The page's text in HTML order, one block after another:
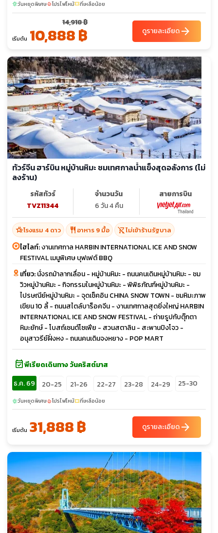
sunnyวันหยุดพิเศษlocal_fire_departmentโปรไฟไหม้confirmation_numberที่เหลือน้อย
เริ่มต้น
14,918 ฿
10,888 ฿ ดูรายละเอียดarrow_forward
ทัวร์จีน ฮาร์บิน หมู่บ้านหิมะ ชมเทศกาลน้ำแข็งสุดอลังการ (ไม่
ลงร้าน)
รหัสทัวร์
TVZ11344
จำนวนวัน
6 วัน 4 คืน
สายการบิน
hotel_classโรงแรม 4 ดาว restaurant อาหาร 9 มื้อ shopping_cart_offไม่เข้าร้านรัฐบาล
ไฮไลท์:งานเทศกาล HARBIN INTERNATIONAL ICE AND SNOW
FESTIVAL เมนูพิเศษ บุฟเฟต์ BBQ
เที่ยว:นั่งรถม้าลากเลื่อน - หมู่บ้านหิมะ - ถนนคนเดินหมู่บ้านหิมะ - ชม
วิวหมู่บ้านหิมะ - กิจกรรมในหมู่บ้านหิมะ - พิพิธภัณฑ์หมู่บ้านหิมะ -
ไปรษณีย์หมู่บ้านหิมะ - จุดเช็คอิน CHINA SNOW TOWN - ชมหิมะภาพ
เขียน 10 ลี้ - ถนนสไตล์บาร็อคจีน - งานเทศกาลสุดยิ่งใหญ่ HARBIN
INTERNATIONAL ICE AND SNOW FESTIVAL - ถ่ายรูปกับตุ๊กตา
หิมะยักษ์ - โบสถ์เซนต์โซเฟีย - สวนสตาลิน - สะพานปิงโจว -
อนุสาวรีย์ฝั่งหง - ถนนคนเดินจงหยาง - POP MART
event_availableพีเรียดเดินทาง วันคริสต์มาส
ธ.ค. 69
20-25 21-26 22-27 23-28 24-29 25-30
sunnyวันหยุดพิเศษlocal_fire_departmentโปรไฟไหม้confirmation_numberที่เหลือน้อย
เริ่มต้น 31,888 ฿ ดูรายละเอียดarrow_forward